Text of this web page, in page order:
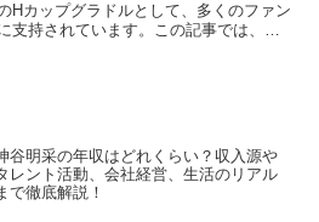
Hカップグラドルとして、多くのファン
支持されています。この記事では、彼
谷明采の年収はどれくらい？収入源や
レント活動、会社経営、生活のリアル
で徹底解説！